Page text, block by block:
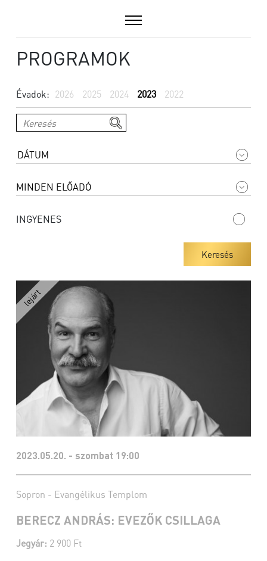
PROGRAMOK
Évadok: 2026 2025 2024 2023 2022
INGYENES
Keresés
2023.05.20. - szombat 19:00
Sopron - Evangélikus Templom
BERECZ ANDRÁS: EVEZŐK CSILLAGA
Jegyár: 2 900 Ft